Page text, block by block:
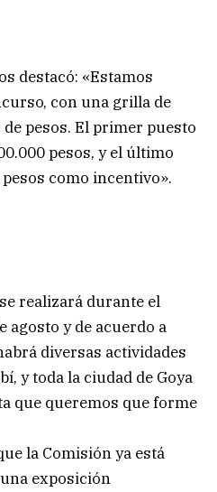
destacó: «Estamos
con una grilla de
pesos. El primer puesto
pesos, y el último
como incentivo».
realizará durante el
agosto y de acuerdo a
diversas actividades
y toda la ciudad de Goya
que queremos que forme
la Comisión ya está
exposición